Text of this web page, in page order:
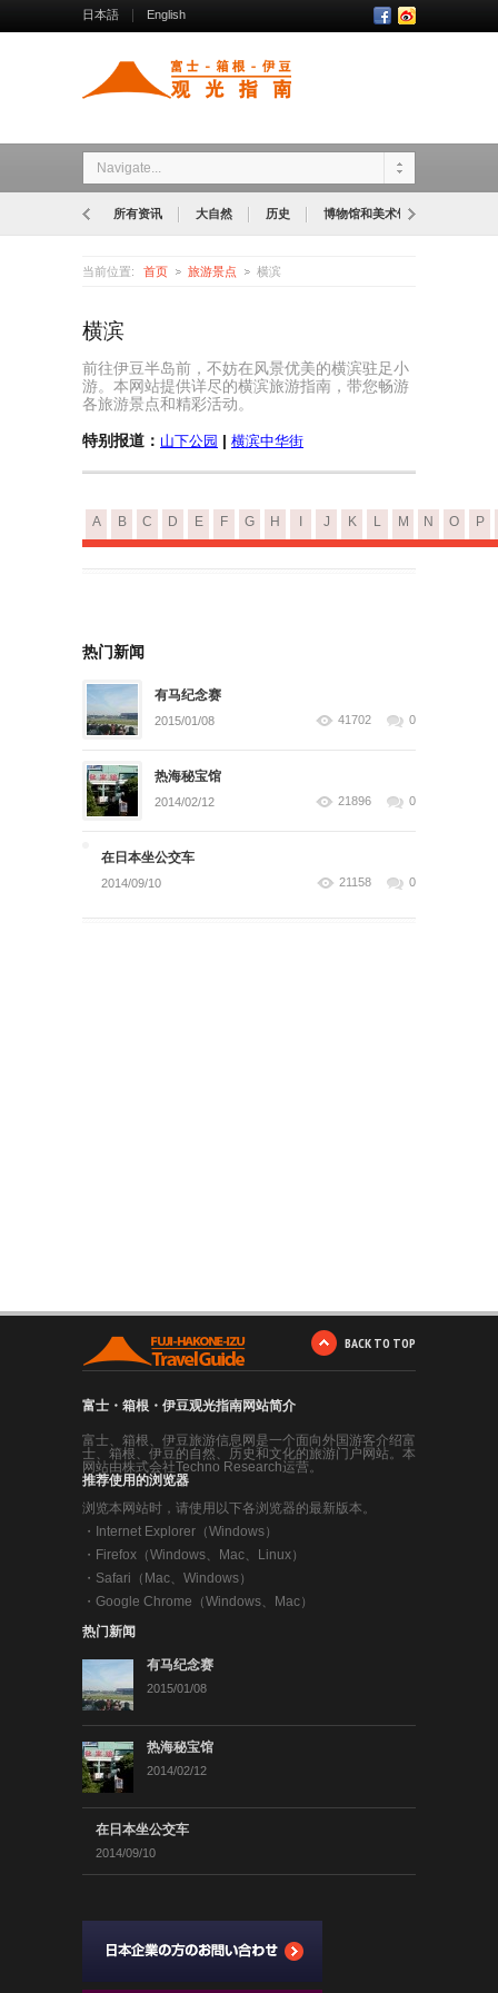
日本語 English
Navigate...
所有资讯 大自然 历史 博物馆和美术馆
当前位置: 首页 旅游景点 横滨
横滨
前往伊豆半岛前，不妨在风景优美的横滨驻足小
游。本网站提供详尽的横滨旅游指南，带您畅游
各旅游景点和精彩活动。
特别报道： 山下公园 | 横滨中华街
A B C D E F G H J K L M N O P
热门新闻
有马纪念赛
2015/01/08 41702 0
热海秘宝馆
2014/02/12 21896 0
在日本坐公交车
2014/09/10 21158 0
BACK TO TOP
富士・箱根・伊豆观光指南网站简介
富士、箱根、伊豆旅游信息网是一个面向外国游客介绍富
士、箱根、伊豆的自然、历史和文化的旅游门户网站。本
网站由株式会社Techno Research运营。
推荐使用的浏览器
浏览本网站时，请使用以下各浏览器的最新版本。
・
Internet Explorer（Windows）
・ Firefox（Windows、Mac、Linux）
・ Safari（Mac、Windows）
・ Google Chrome（Windows、Mac）
热门新闻
有马纪念赛
2015/01/08
热海秘宝馆
2014/02/12
在日本坐公交车
2014/09/10